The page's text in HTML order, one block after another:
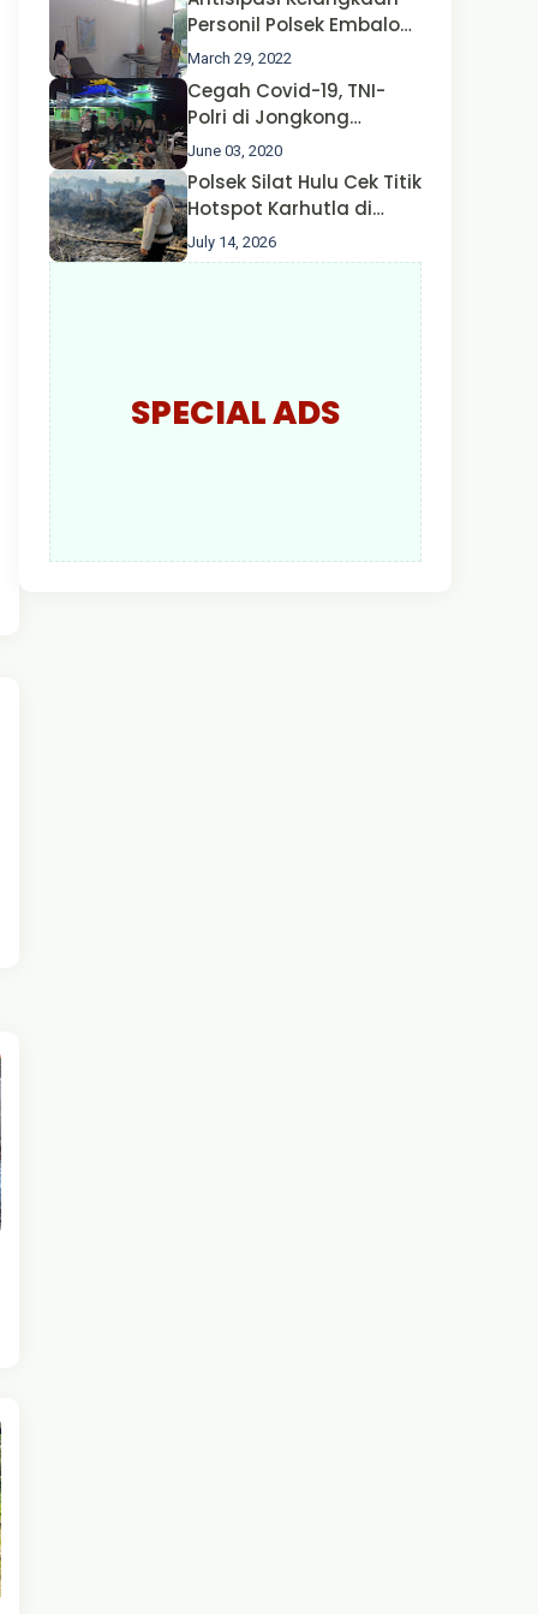
Nusa II Polda Kalbar*
Personil Polsek Embaloh
Hulu Gencar Lakukan
Pengecekan Oksigen
March 29, 2022
Cegah Covid-19, TNI-
Polri di Jongkong
Himbau Masyarakat
Jangan Kumpul Hinga
Larut Malam.
June 03, 2020
Polsek Silat Hulu Cek Titik
Hotspot Karhutla di
Desa Nanga Dangkan,
Api Ditemukan Sudah
July 14, 2026
SPECIAL ADS